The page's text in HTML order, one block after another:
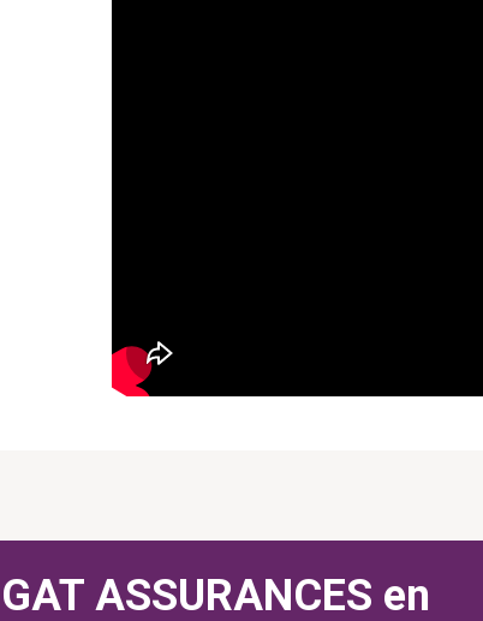
GAT ASSURANCES en